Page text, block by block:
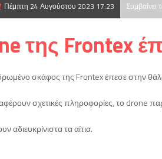
Πέμπτη 24 Αυγούστου 2023 17:23 Συμβαίνει
της Frontex
σκάφος της Frontex έπεσε στην
σχετικές πληροφορίες, το drone
αδιευκρίνιστα τα αίτια.